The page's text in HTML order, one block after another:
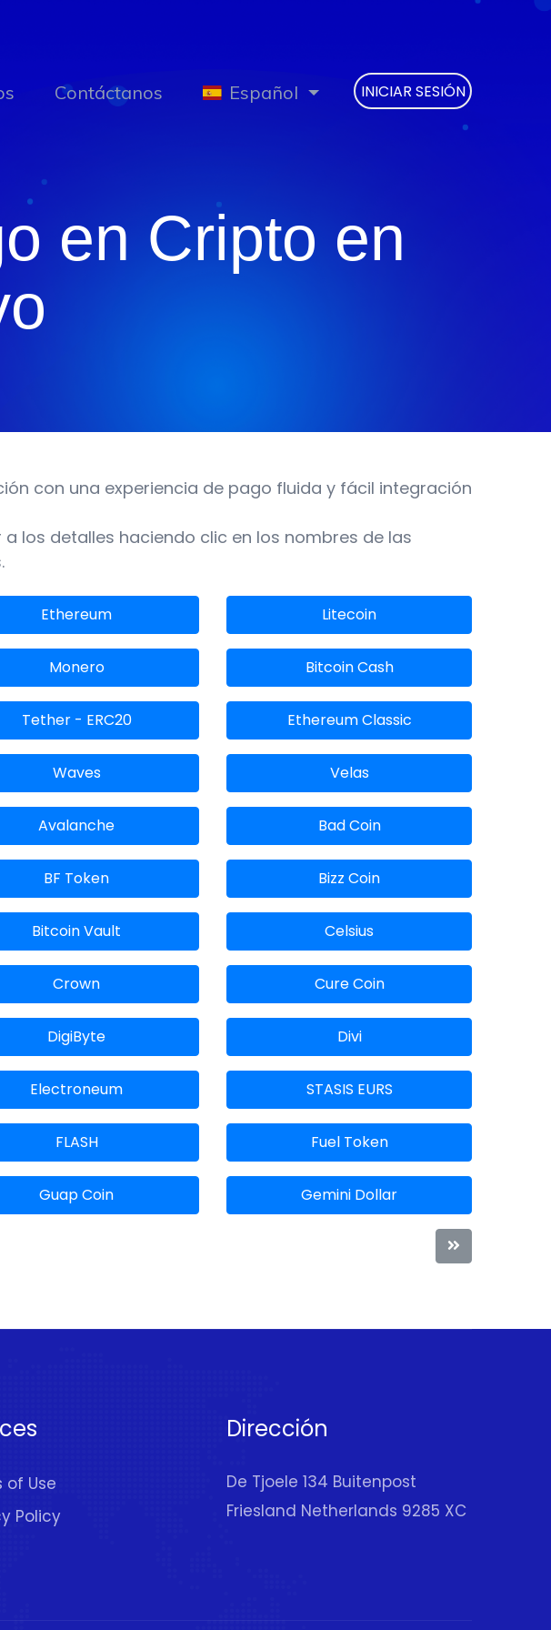
INICIAR SESIÓN
Contáctanos Español
en Cripto en
con una experiencia de pago fluida y fácil integración
los detalles haciendo clic en los nombres de las
Ethereum Litecoin
Monero Bitcoin Cash
Tether - ERC20 Ethereum Classic
Waves Velas
Avalanche Bad Coin
BF Token Bizz Coin
Bitcoin Vault Celsius
Crown Cure Coin
DigiByte Divi
Electroneum STASIS EURS
FLASH Fuel Token
Guap Coin Gemini Dollar
of Use
Policy
Dirección
De Tjoele 134 Buitenpost
Friesland Netherlands 9285 XC